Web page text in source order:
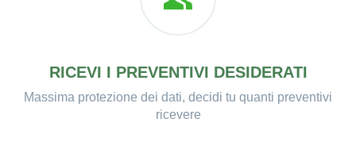
RICEVI I PREVENTIVI DESIDERATI
Massima protezione dei dati, decidi tu quanti preventivi
ricevere